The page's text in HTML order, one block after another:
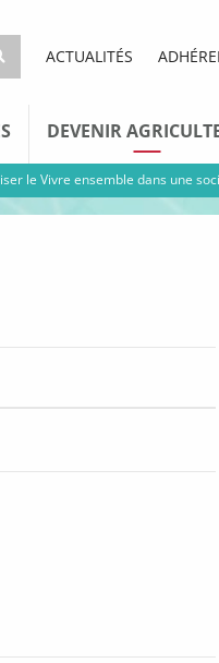
ACTUALITÉS
DEVENIR
le Vivre ensemble dans une